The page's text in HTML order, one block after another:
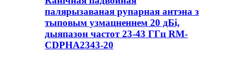
палярызаваная рупарная антэна з
тыповым узмацненнем 20 дБі,
дыяпазон частот 23-43 ГГц RM-
CDPHA2343-20